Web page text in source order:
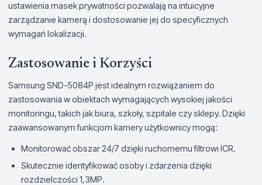
ustawienia masek prywatności pozwalają na intuicyjne
zarządzanie kamerą i dostosowanie jej do specyficznych
wymagań lokalizacji.
Zastosowanie i Korzyści
Samsung SND-5084P jest idealnym rozwiązaniem do
zastosowania w obiektach wymagających wysokiej jakości
monitoringu, takich jak biura, szkoły, szpitale czy sklepy. Dzięki
zaawansowanym funkcjom kamery użytkownicy mogą:
Monitorować obszar 24/7 dzięki ruchomemu filtrowi ICR.
Skutecznie identyfikować osoby i zdarzenia dzięki
rozdzielczości 1,3MP.